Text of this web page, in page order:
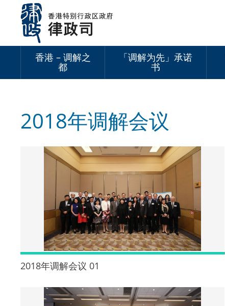
容
香港 – 调解之
都
「调解为先」承诺
书
2018年调解会议
2018年调解会议 01